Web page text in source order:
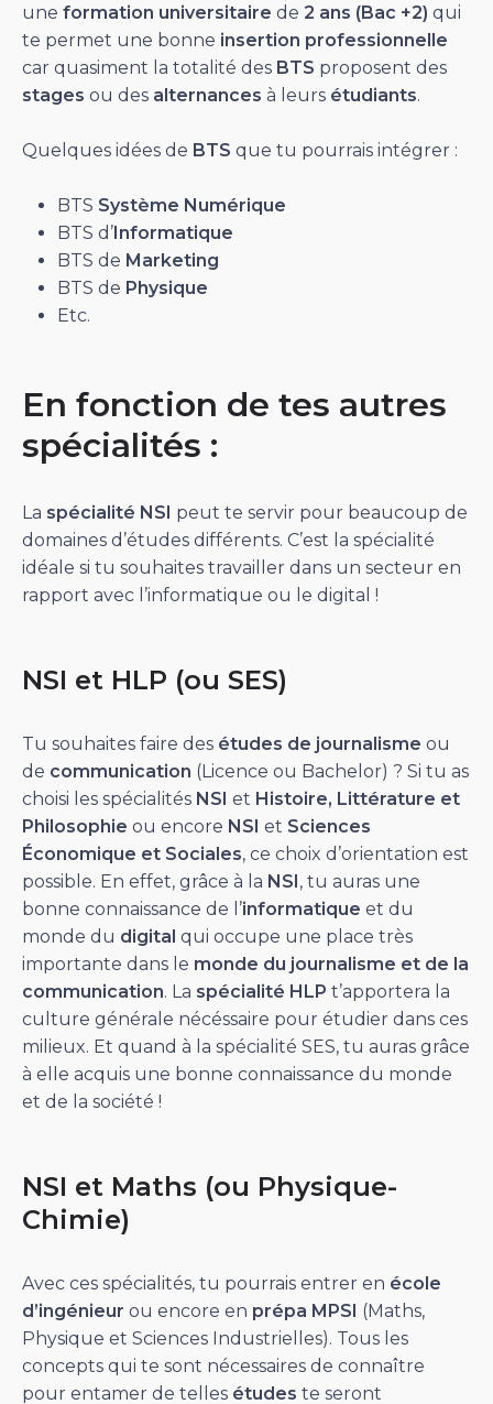
une formation universitaire de 2 ans (Bac +2) qui
te permet une bonne insertion professionnelle
car quasiment la totalité des BTS proposent des
stages ou des alternances à leurs étudiants.
Quelques idées de BTS que tu pourrais intégrer :
BTS Système Numérique
BTS d’Informatique
BTS de Marketing
BTS de Physique
Etc.
En fonction de tes autres
spécialités :
La spécialité NSI peut te servir pour beaucoup de
domaines d’études différents. C’est la spécialité
idéale si tu souhaites travailler dans un secteur en
rapport avec l’informatique ou le digital !
NSI et HLP (ou SES)
Tu souhaites faire des études de journalisme ou
de communication (Licence ou Bachelor) ? Si tu as
choisi les spécialités NSI et Histoire, Littérature et
Philosophie ou encore NSI et Sciences
Économique et Sociales, ce choix d’orientation est
possible. En effet, grâce à la NSI, tu auras une
bonne connaissance de l’informatique et du
monde du digital qui occupe une place très
importante dans le monde du journalisme et de la
communication. La spécialité HLP t’apportera la
culture générale nécéssaire pour étudier dans ces
milieux. Et quand à la spécialité SES, tu auras grâce
à elle acquis une bonne connaissance du monde
et de la société !
NSI et Maths (ou Physique-
Chimie)
Avec ces spécialités, tu pourrais entrer en école
d’ingénieur ou encore en prépa MPSI (Maths,
Physique et Sciences Industrielles). Tous les
concepts qui te sont nécessaires de connaître
pour entamer de telles études te seront